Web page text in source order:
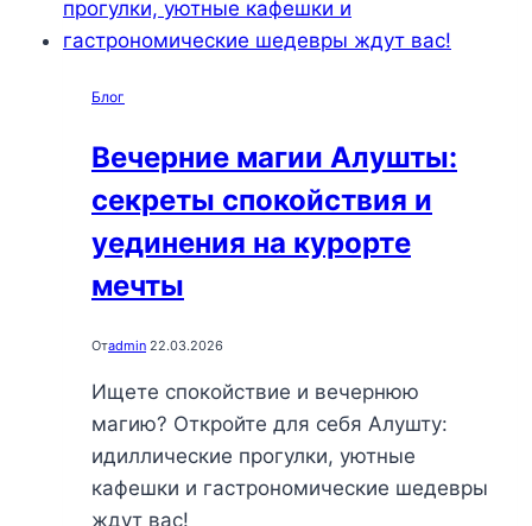
Блог
Вечерние магии Алушты:
секреты спокойствия и
уединения на курорте
мечты
Отadmin 22.03.2026
Ищете спокойствие и вечернюю
магию? Откройте для себя Алушту:
идиллические прогулки, уютные
кафешки и гастрономические шедевры
ждут вас!